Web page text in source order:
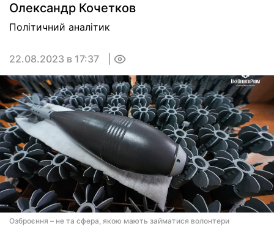
Олександр Кочетков
Політичний аналітик
22.08.2023 в 17:37
Озброєння – не та сфера, якою мають займатися волонтери